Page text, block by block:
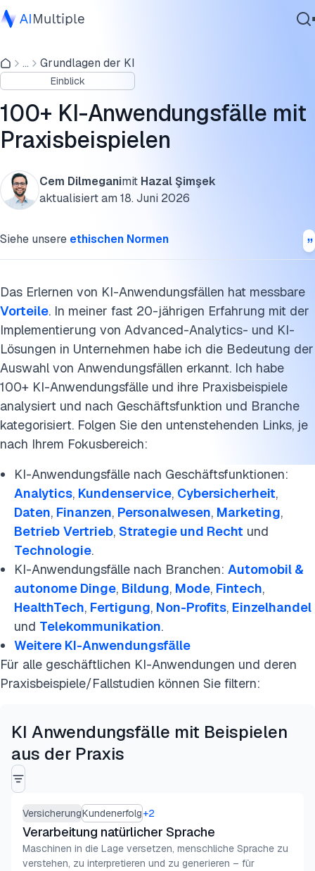
Agentische KI
Cybersicherheit
Daten
Unternehmenssoftware
Dienstleistungen
... Grundlagen der KI
Einblick
100+ KI-Anwendungsfälle mit
Praxisbeispielen
Cem Dilmeganimit Hazal Şimşek
aktualisiert am 18. Juni 2026
Siehe unsere ethischen Normen
Das Erlernen von KI-Anwendungsfällen hat messbare
Vorteile. In meiner fast 20-jährigen Erfahrung mit der
Implementierung von Advanced-Analytics- und KI-
Lösungen in Unternehmen habe ich die Bedeutung der
Auswahl von Anwendungsfällen erkannt. Ich habe
100+ KI-Anwendungsfälle und ihre Praxisbeispiele
analysiert und nach Geschäftsfunktion und Branche
kategorisiert. Folgen Sie den untenstehenden Links, je
nach Ihrem Fokusbereich:
KI-Anwendungsfälle nach Geschäftsfunktionen:
Analytics, Kundenservice, Cybersicherheit,
Daten, Finanzen, Personalwesen, Marketing,
Betrieb Vertrieb, Strategie und Recht und
Technologie.
KI-Anwendungsfälle nach Branchen: Automobil &
autonome Dinge, Bildung, Mode, Fintech,
HealthTech, Fertigung, Non-Profits, Einzelhandel
und Telekommunikation.
Weitere KI-Anwendungsfälle
Für alle geschäftlichen KI-Anwendungen und deren
Praxisbeispiele/Fallstudien können Sie filtern:
KI Anwendungsfälle mit Beispielen
aus der Praxis
VersicherungKundenerfolg+2
Verarbeitung natürlicher Sprache
Maschinen in die Lage versetzen, menschliche Sprache zu
verstehen, zu interpretieren und zu generieren – für
KI-Anwendungsfälle nach Geschäftsfunktionen
> Kundenservice
> Daten
> Personalwesen
> Marketing
> Betrieb
> Strategie & Recht
> Technologie
KI-Anwendungsfälle nach Branchen
> Automobil & Autonome Dinge
> Bildung
> Mode
> FinTech
> HealthTech
> Fertigung
> Non-Profits
> Telekommunikation
Weitere KI-Anwendungsfälle
Warum sollte man sich über KI-Anwendungsfälle
informieren?
Fazit